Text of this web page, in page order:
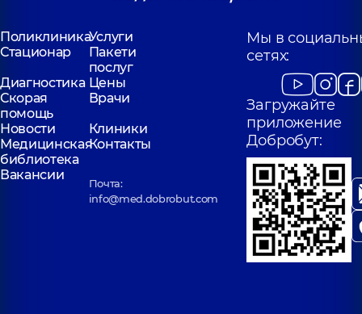
ПоликлиникаУслуги
Стационар
Пакети
послуг
Диагностика Цены
Скорая
помощь
Врачи
Новости
Клиники
Медицинская
библиотека
Контакты
Вакансии
Почта:
info@med.dobrobut.com
Мы в
сетях:
Загружайте
приложение
Добробут: